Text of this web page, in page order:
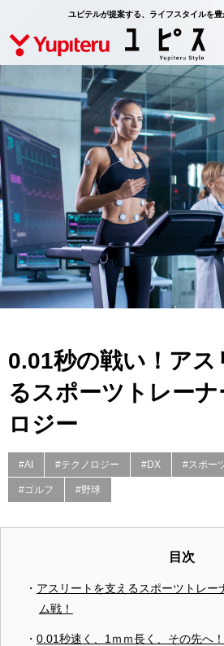
ユピテルが提案する、ライフスタイルを
0.01秒の戦い！アス
るスポーツトレーナ
ロジー
#AI #テクノロジー #DX #スポー
#ゴルフ #野球
目次
アスリートを支えるスポーツトレー
ム戦！
0.01秒速く、1ｍｍ長く、その先へ